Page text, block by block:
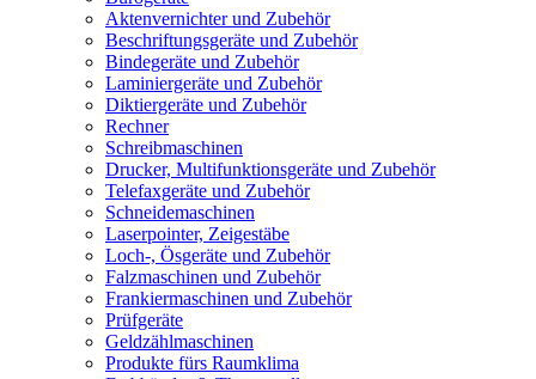
Aktenvernichter und Zubehör
Beschriftungsgeräte und Zubehör
Bindegeräte und Zubehör
Laminiergeräte und Zubehör
Diktiergeräte und Zubehör
Rechner
Schreibmaschinen
Drucker, Multifunktionsgeräte und Zubehör
Telefaxgeräte und Zubehör
Schneidemaschinen
Laserpointer, Zeigestäbe
Loch-, Ösgeräte und Zubehör
Falzmaschinen und Zubehör
Frankiermaschinen und Zubehör
Prüfgeräte
Geldzählmaschinen
Produkte fürs Raumklima